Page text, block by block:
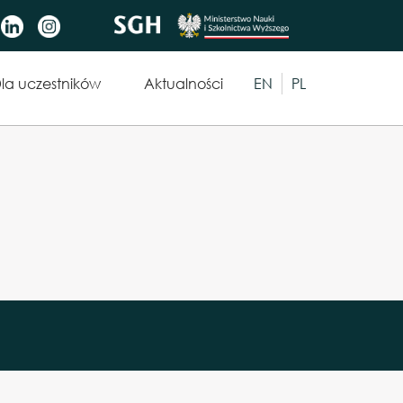
menu dla Wyniki badań
uczestników Aktualności Wybranie języka
EN PL